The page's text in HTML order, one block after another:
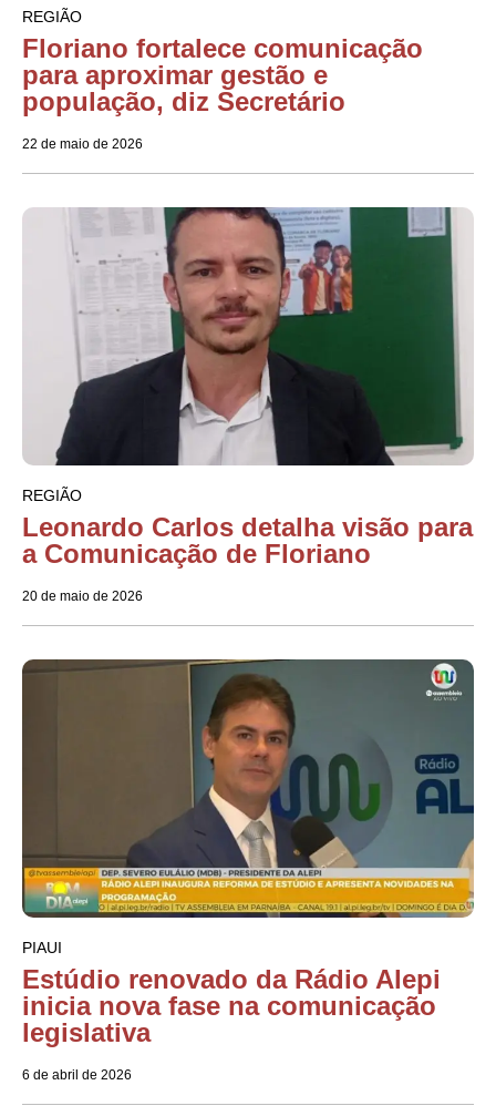
REGIÃO
Floriano fortalece comunicação
para aproximar gestão e
população, diz Secretário
22 de maio de 2026
REGIÃO
Leonardo Carlos detalha visão para
a Comunicação de Floriano
20 de maio de 2026
PIAUI
Estúdio renovado da Rádio Alepi
inicia nova fase na comunicação
legislativa
6 de abril de 2026